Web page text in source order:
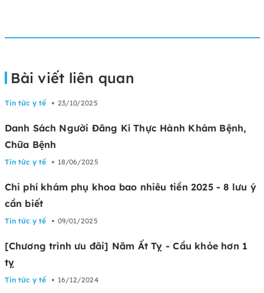
Bài viết liên quan
Tin tức y tế 23/10/2025
Danh Sách Người Đăng Kí Thực Hành Khám Bệnh,
Chữa Bệnh
Tin tức y tế 18/06/2025
Chi phí khám phụ khoa bao nhiêu tiền 2025 - 8 lưu ý
cần biết
Tin tức y tế 09/01/2025
[Chương trình ưu đãi] Năm Ất Tỵ - Cầu khỏe hơn 1
tỵ
Tin tức y tế 16/12/2024